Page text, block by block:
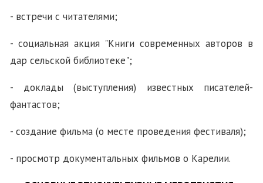
- встречи с читателями;
- социальная акция "Книги современных авторов в
дар сельской библиотеке";
- доклады (выступления) известных писателей-
фантастов;
- создание фильма (о месте проведения фестиваля);
- просмотр документальных фильмов о Карелии.